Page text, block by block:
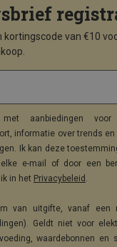
kortingscode van €10
aanbiedingen voor
informatie over trends
Ik kan deze
e-mail of door een
in het Privacybeleid
van uitgifte, vanaf een
Geldt niet voor
waardebonnen en